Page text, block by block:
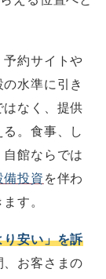
約サイトや
水準に引き
はなく、提供
。食事、し
館ならでは
備投資 を伴わ
す。
り安い」を訴
お客さまの